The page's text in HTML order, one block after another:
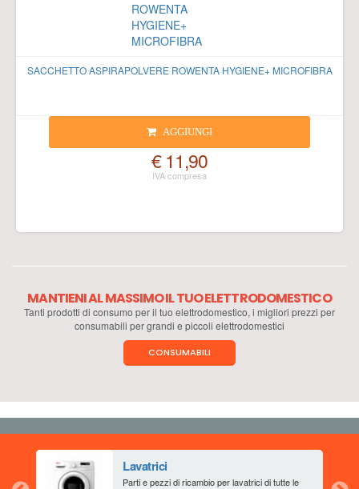
SACCHETTO ASPIRAPOLVERE ROWENTA HYGIENE+ MICROFIBRA
AGGIUNGI
€ 11,90
MANTIENI AL MASSIMO IL TUO ELETTRODOMESTICO
Tanti prodotti di consumo per il tuo elettrodomestico, i migliori prezzi per
consumabili per grandi e piccoli elettrodomestici
CONSUMABILI
Lavatrici
Parti e pezzi di ricambio per lavatrici di tutte le